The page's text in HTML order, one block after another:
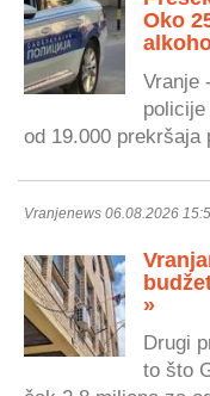
Oko
Vranje
od 19.000 prekršaja
Vranjenews 06.08.2026
»
Drugi
to što